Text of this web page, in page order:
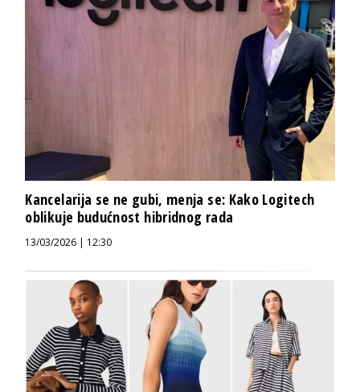
Kancelarija se ne gubi, menja se: Kako Logitech
oblikuje budućnost hibridnog rada
13/03/2026 | 12:30